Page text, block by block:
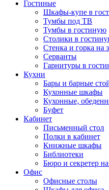
Гостиные
Шкафы-купе в
Тумбы под ТВ
Тумбы в гостиную
Столики в
Стенка и горка на
Серванты
Гарнитуры в
Кухни
Бары и барные
Кухонные шкафы
Кухонные,
Буфет
Кабинет
Письменный стол
Полки в кабинет
Книжные шкафы
Библиотеки
Бюро и секретер на
Офис
Офисные столы